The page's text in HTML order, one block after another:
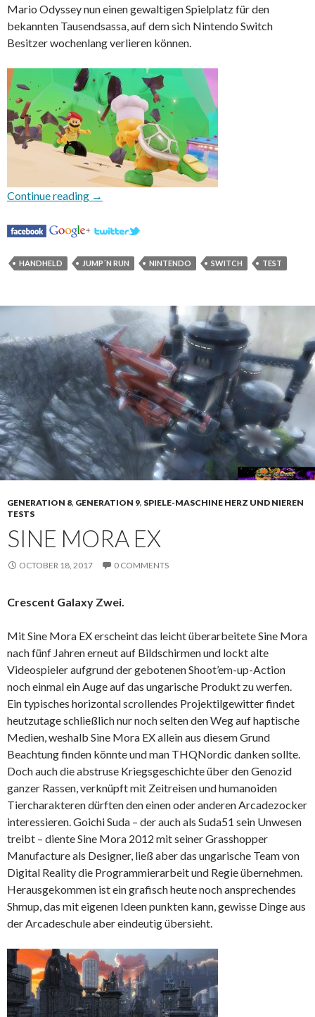
Mario Odyssey nun einen gewaltigen Spielplatz für den
bekannten Tausendsassa, auf dem sich Nintendo Switch
Besitzer wochenlang verlieren können.
Continue reading Super Mario Odyssey
→
HANDHELD JUMP´N RUN NINTENDO SWITCH TEST
GENERATION 8, GENERATION 9, SPIELE-MASCHINE HERZ UND NIEREN
TESTS
SINE MORA EX
OCTOBER 18, 2017 0 COMMENTS
Crescent Galaxy Zwei.
Mit Sine Mora EX erscheint das leicht überarbeitete Sine Mora
nach fünf Jahren erneut auf Bildschirmen und lockt alte
Videospieler aufgrund der gebotenen Shoot’em-up-Action
noch einmal ein Auge auf das ungarische Produkt zu werfen.
Ein typisches horizontal scrollendes Projektilgewitter findet
heutzutage schließlich nur noch selten den Weg auf haptische
Medien, weshalb Sine Mora EX allein aus diesem Grund
Beachtung finden könnte und man THQNordic danken sollte.
Doch auch die abstruse Kriegsgeschichte über den Genozid
ganzer Rassen, verknüpft mit Zeitreisen und humanoiden
Tiercharakteren dürften den einen oder anderen Arcadezocker
interessieren. Goichi Suda – der auch als Suda51 sein Unwesen
treibt – diente Sine Mora 2012 mit seiner Grasshopper
Manufacture als Designer, ließ aber das ungarische Team von
Digital Reality die Programmierarbeit und Regie übernehmen.
Herausgekommen ist ein grafisch heute noch ansprechendes
Shmup, das mit eigenen Ideen punkten kann, gewisse Dinge aus
der Arcadeschule aber eindeutig übersieht.